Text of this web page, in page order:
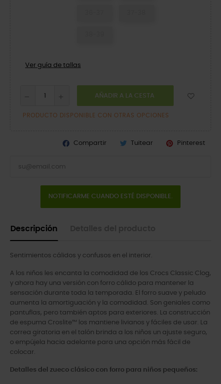
Ver guía de tallas
AÑADIR A LA CESTA
PRODUCTO DISPONIBLE CON OTRAS OPCIONES
Compartir Tuitear Pinterest
NOTIFICARME CUANDO ESTÉ DISPONIBLE.
Descripción
Sentimientos cálidos y confusos en el interior.
A los niños les encanta la comodidad de los Crocs Classic Clog,
y ahora hay una versión con forro cálido para mantener la
sensación durante toda la temporada. El forro suave y peludo
aumenta la amortiguación y la comodidad. Son geniales como
pantuflas, pero también aptos para exteriores. La construcción
de espuma Croslite™ los mantiene livianos y fáciles de usar. La
correa giratoria en el talón brinda a los niños un ajuste seguro,
o empújela hacia adelante para una opción más fácil de
colocar.
Detalles del zueco clásico con forro para niños pequeños: